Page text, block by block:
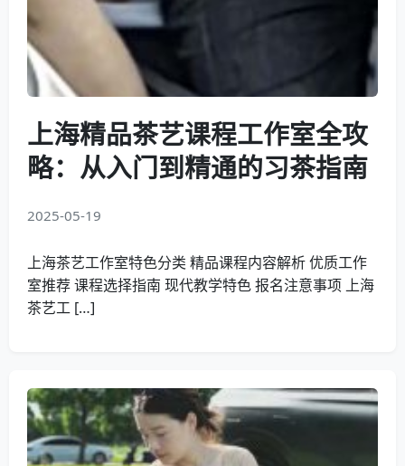
上海精品茶艺课程工作室全攻
略：从入门到精通的习茶指南
2025-05-19
上海茶艺工作室特色分类 精品课程内容解析 优质工作
室推荐 课程选择指南 现代教学特色 报名注意事项 上海
茶艺工 […]